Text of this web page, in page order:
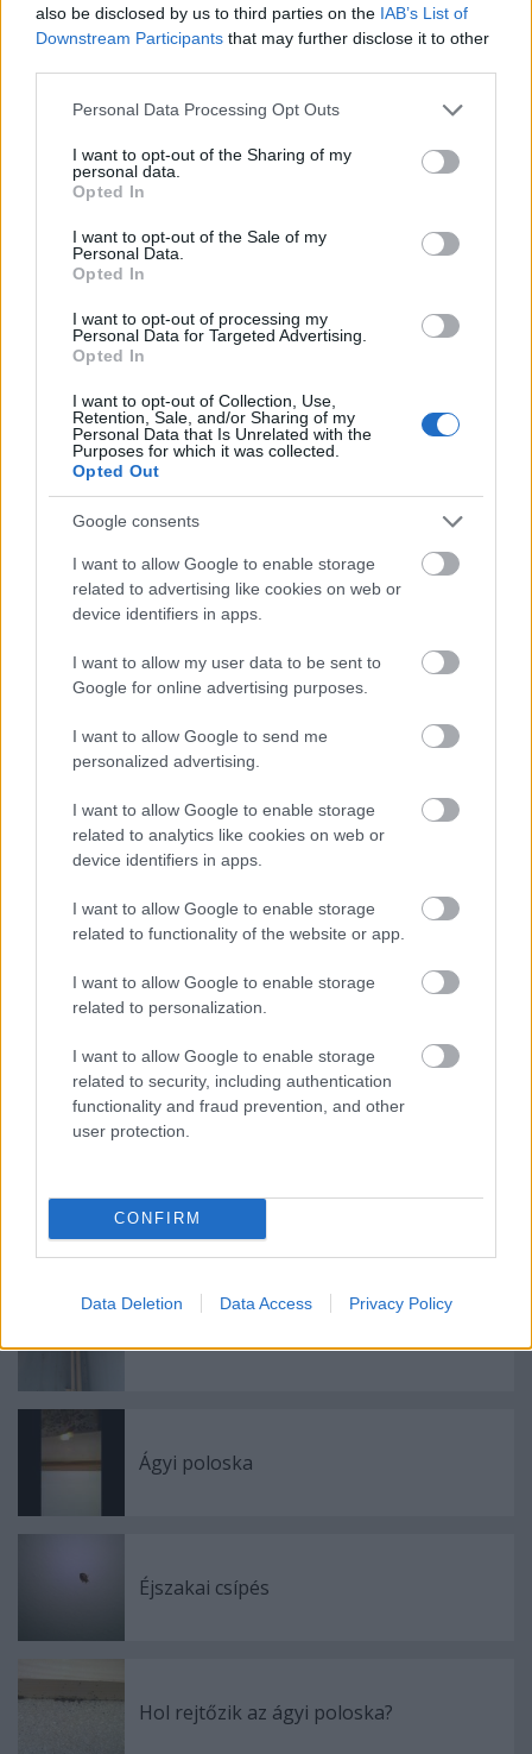
also be disclosed by us to third parties on the IAB’s List of
Downstream Participants that may further disclose it to other
Please note that this website/app uses one or more Google
not limited to your visit or usage behaviour. You may click to
grant or deny consent to Google and its third-party tags to
use your data for below specified purposes in below Google
consent section.
Personal Data Processing Opt Outs
I want to opt-out of the Sharing of my
personal data.
Opted In
I want to opt-out of the Sale of my
Personal Data.
Opted In
I want to opt-out of processing my
Personal Data for Targeted Advertising.
Opted In
I want to opt-out of Collection, Use,
Retention, Sale, and/or Sharing of my
Personal Data that Is Unrelated with the
Purposes for which it was collected.
Opted Out
Google consents
I want to allow Google to enable storage
related to advertising like cookies on web or
device identifiers in apps.
I want to allow my user data to be sent to
Google for online advertising purposes.
I want to allow Google to send me
personalized advertising.
I want to allow Google to enable storage
related to analytics like cookies on web or
device identifiers in apps.
I want to allow Google to enable storage
related to functionality of the website or app.
I want to allow Google to enable storage
related to personalization.
I want to allow Google to enable storage
related to security, including authentication
functionality and fraud prevention, and other
user protection.
CONFIRM
Data Deletion Data Access Privacy Policy
d) a munkás- és tömegszállásokon,
e) minden más olyan helyen, ahol a lakók gyakorta
cserélődnek.
matracot), bútort, képet stb. csak rovarmentes
állapotban szabad eladni vagy forgalomba hozni.
Használt holmik vételével és eladásával foglalkozó
jogi és természetes személyek az általuk forgalomba
járművek rovarmentesítéséről gondoskodni
kötelesek.
Épületbontásból származó faanyagot (ajtó- és
ablaktokot, fal- és padlóburkoló anyagot stb.) csak
helyiségben történő tárolás, illetőleg hatásos
rovarmentesítés után szabad forgalomba hozni."
Tehát, a frissen vásárolt használt dolgokat,
pihentessük hat hónapig olyan helyen ahol az
esetlegesen benne lévő ágyi poloska, a karantén idő
alatt éhen pusztul! Használt ruha vásárlásakor,
hatékony módszer az esetlegesen benne lévő, ágyi
poloska maradéktalan elpusztítására ruha 60
Ha fent vázolt dolgokra oda figyeltünk, az esetek
megtelepedjék környezetünkben. Napjainkban
azonban, az ágyi poloska populáció robbanásszerű
terjeszkedésbe kezdett. Ennek okaira, következő
cikkünkben térünk ki.
Markovics Kálmán
Egészségügyi gázmester
70/512-74-81
http://www.patkanyfogo.hu/
Címkék:ágyi poloska Szeged Bács-Kiskun Csongrád
Jász-Nagykun-Szolnok
Ajánlott bejegyzések:
Ágyi poloska
Éjszakai csípés
Hol rejtőzik az ágyi poloska?